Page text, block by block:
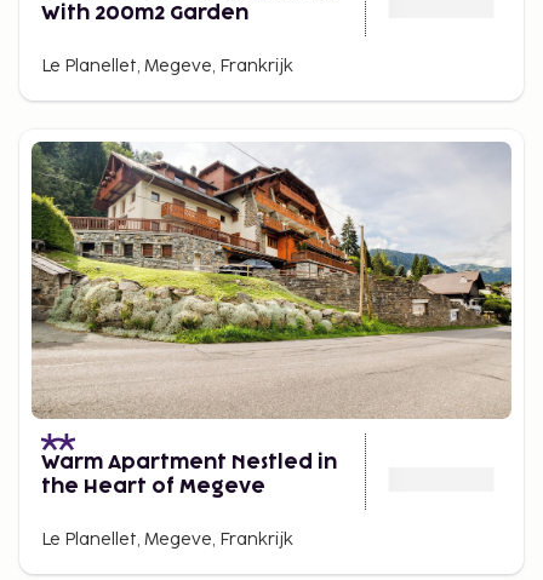
With 200m2 Garden
Le Planellet, Megeve, Frankrijk
Warm Apartment Nestled in
the Heart of Megeve
Le Planellet, Megeve, Frankrijk